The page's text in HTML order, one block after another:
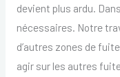
devient plus ardu.
nécessaires. Notre
d’autres zones de
agir sur les autres